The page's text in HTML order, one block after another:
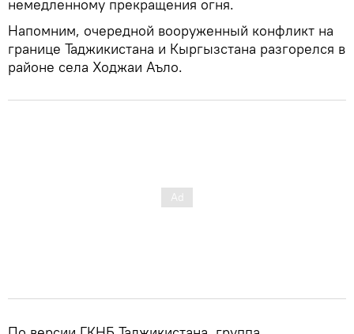
немедленному прекращения огня.
Напомним, очередной вооруженный конфликт на
границе Таджикистана и Кыргызстана разгорелся в
районе села Ходжаи Аъло.